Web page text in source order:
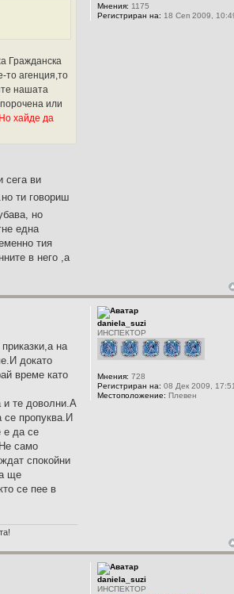
Гражданска
то агенция,то
нашата
или
Но хайде да
сега ви
ти говориш
но
една
тия
в него ,а
Мнения: 1175
Регистриран на: 18 Сеп 2009,
на
докато
време като
и те доволни.А
пропуква.И
е да се
само
спокойни
ще
се пее в
daniela_suzi
ИНСПЕКТОР
Мнения: 728
Регистриран на: 08 Дек 2009, 17:51
Местоположение: Плевен
daniela_suzi
ИНСПЕКТОР